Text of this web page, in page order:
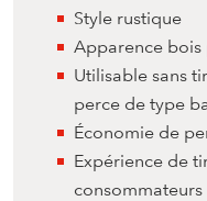
Style rustique
Apparence bois
Utilisable sans
perce de type
Économie de
Expérience de
consommateurs